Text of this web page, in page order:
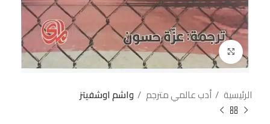
إضغط للتكبير
الرئيسية أدب عالمي مترجم واشم اوشفيتز